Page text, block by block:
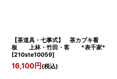
【茶道具・七事式】 茶カブキ看
板 上林・竹田・客 *表千家*
[210ste10059]
16,100円 (税込)